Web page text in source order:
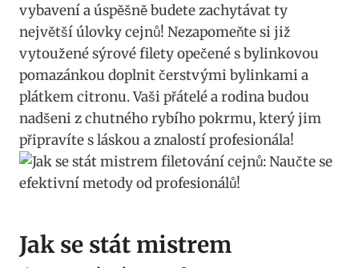
vybavení a úspěšně budete zachytávat ty
největší úlovky cejnů! Nezapomeňte si již
vytoužené sýrové filety opečené s bylinkovou
pomazánkou doplnit čerstvými bylinkami a
plátkem citronu. Vaši přátelé a rodina budou
nadšeni z chutného rybího pokrmu, který jim
připravíte s láskou a znalostí profesionála!
Jak se stát mistrem